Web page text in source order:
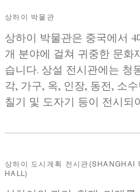
상하이 박물관
상하이 박물관은 중국에서
개 분야에 걸쳐 귀중한 문화
습니다. 상설 전시관에는 청
각, 가구, 옥, 인장, 동전, 소
칠기 및 도자기 등이 전시되
상하이 도시계획 전시관
HALL)